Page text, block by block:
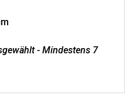
- Mindestens 7